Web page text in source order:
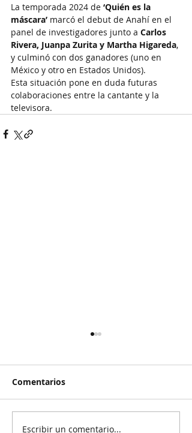
La temporada 2024 de ‘Quién es la
máscara’ marcó el debut de Anahí en el
panel de investigadores junto a Carlos
Rivera, Juanpa Zurita y Martha Higareda,
y culminó con dos ganadores (uno en
México y otro en Estados Unidos).
Esta situación pone en duda futuras
colaboraciones entre la cantante y la
televisora.
Comentarios
Escribir un comentario...